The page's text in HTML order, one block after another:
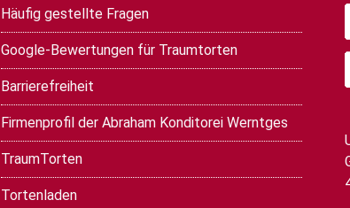
Häufig gestellte Fragen
Google-Bewertungen für Traumtorten
Barrierefreiheit
Firmenprofil der Abraham Konditorei Werntges
TraumTorten
Tortenladen